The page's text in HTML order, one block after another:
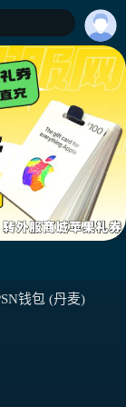
钱包 (丹麦)